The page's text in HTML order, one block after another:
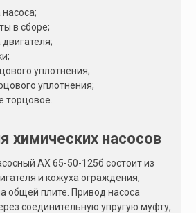
в сборе;
уплотнения;
уплотнения;
торцовое.
химических насосов
АХ 65-50-125б состоит из
и кожуха ограждения,
общей плите. Привод насоса
соединительную упругую муфту,